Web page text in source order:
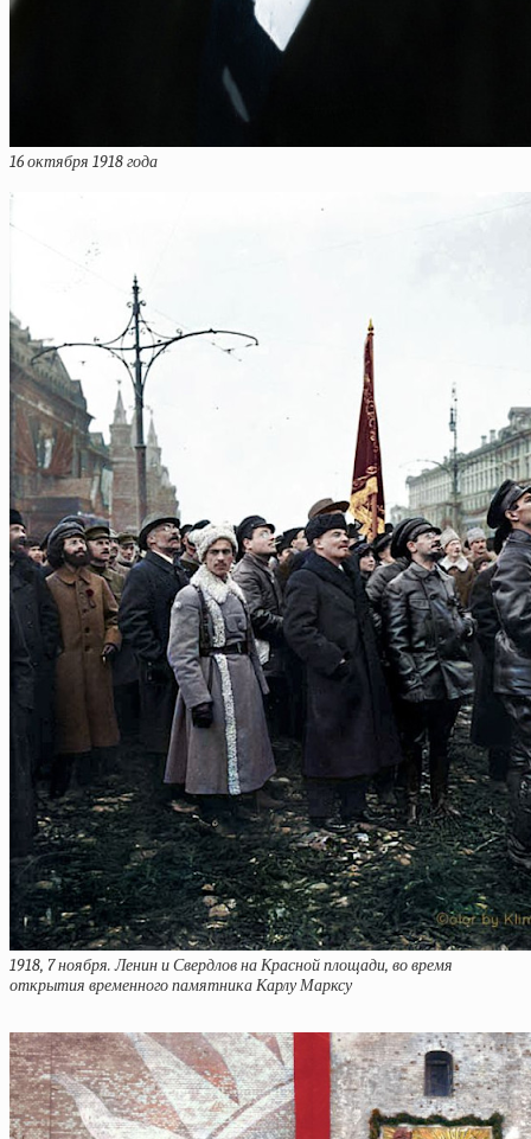
16 октября 1918 года
1918, 7 ноября. Ленин и Свердлов на Красной площади, во время
открытия временного памятника Карлу Марксу